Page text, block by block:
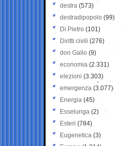
destra (573)
destradipopolo (99)
Di Pietro (101)
Diritti civili (276)
don Gallo (9)
economia (2.331)
elezioni (3.303)
emergenza (3.077)
Energia (45)
Esselunga (2)
Esteri (784)
Eugenetica (3)